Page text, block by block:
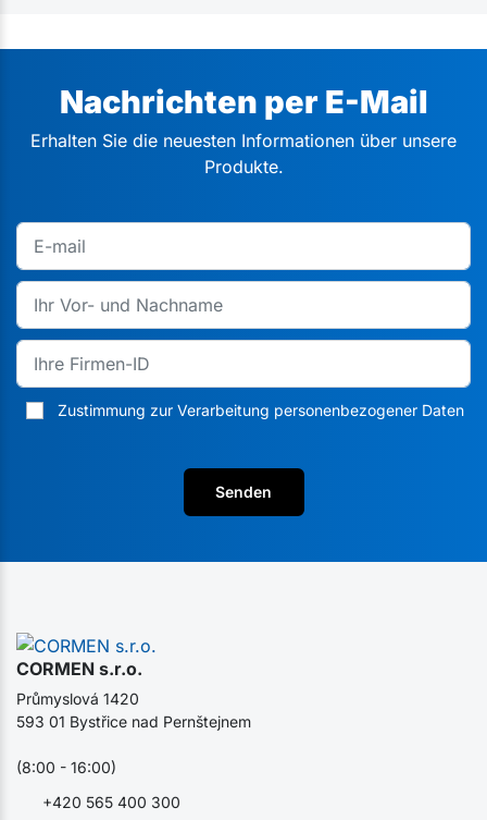
Nachrichten per E-Mail
Erhalten Sie die neuesten Informationen über unsere
Produkte.
Zustimmung zur Verarbeitung personenbezogener Daten
Senden
CORMEN s.r.o.
+420 565 400 300
Průmyslová 1420
593 01 Bystřice nad Pernštejnem
(8:00 - 16:00)